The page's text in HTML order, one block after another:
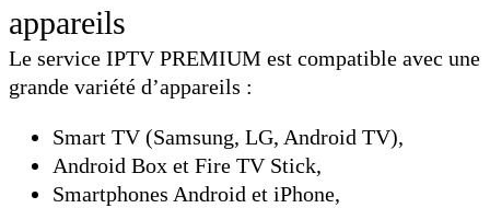
appareils
Le service IPTV PREMIUM est compatible avec une
grande variété d’appareils :
Smart TV (Samsung, LG, Android TV),
Android Box et Fire TV Stick,
Smartphones Android et iPhone,